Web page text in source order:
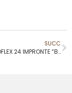
SUCC.
PAVONI PAVOFLEX 24 IMPRONTE “BOCCIOLO” COD. PX039